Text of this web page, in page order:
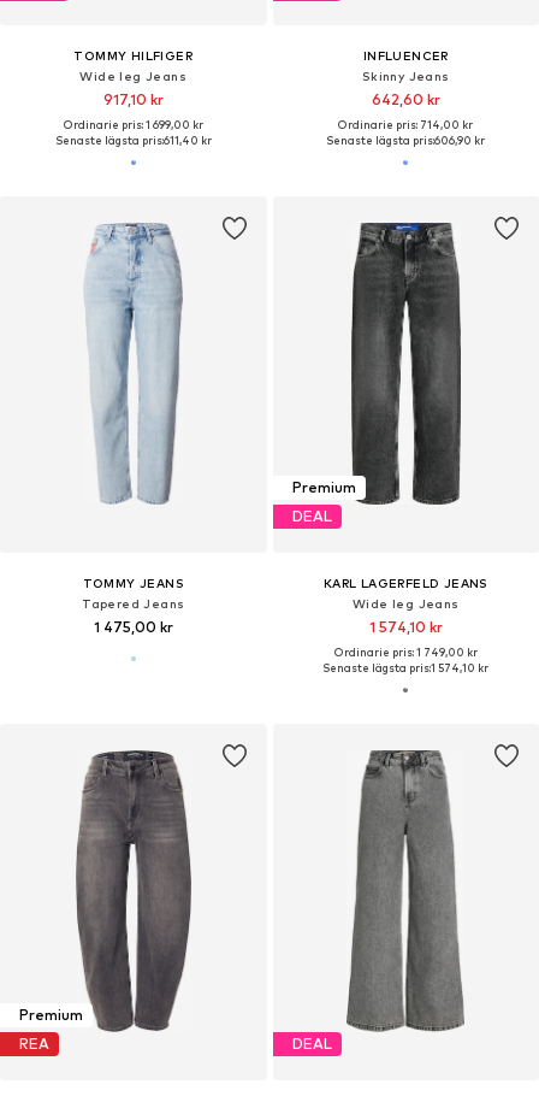
TOMMY HILFIGER
Wide leg Jeans
917,10 kr
Ordinarie pris: 1 699,00 kr
Senaste lägsta pris:611,40 kr
INFLUENCER
Skinny Jeans
642,60 kr
Ordinarie pris: 714,00 kr
Senaste lägsta pris:606,90 kr
TOMMY JEANS
Tapered Jeans
1 475,00 kr
Premium
DEAL
KARL LAGERFELD JEANS
Wide leg Jeans
1 574,10 kr
Ordinarie pris: 1 749,00 kr
Senaste lägsta pris:1 574,10 kr
Premium
REA
DEAL